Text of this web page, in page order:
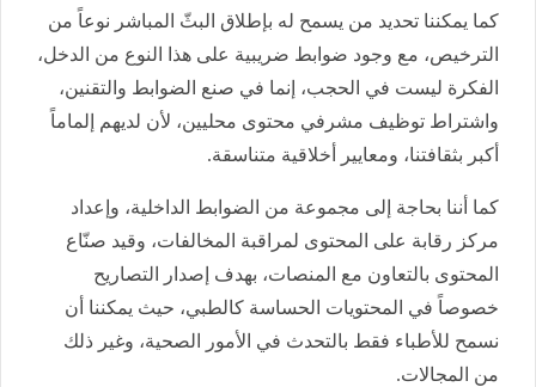
كما يمكننا تحديد من يسمح له بإطلاق البثّ المباشر نوعاً من
الترخيص، مع وجود ضوابط ضريبية على هذا النوع من الدخل،
الفكرة ليست في الحجب، إنما في صنع الضوابط والتقنين،
واشتراط توظيف مشرفي محتوى محليين، لأن لديهم إلماماً
أكبر بثقافتنا، ومعايير أخلاقية متناسقة.
كما أننا بحاجة إلى مجموعة من الضوابط الداخلية، وإعداد
مركز رقابة على المحتوى لمراقبة المخالفات، وقيد صنّاع
المحتوى بالتعاون مع المنصات، بهدف إصدار التصاريح
خصوصاً في المحتويات الحساسة كالطبي، حيث يمكننا أن
نسمح للأطباء فقط بالتحدث في الأمور الصحية، وغير ذلك
من المجالات.